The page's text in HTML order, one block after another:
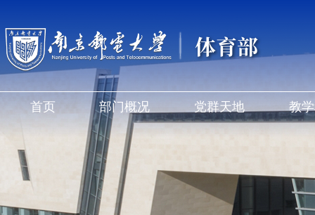
体育部
首页 部门概况 党群天地 教